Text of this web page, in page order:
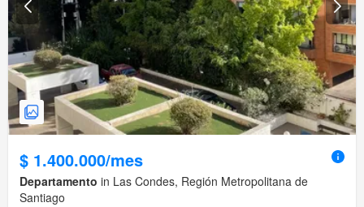
$ 1.400.000/mes
Departamento in Las Condes, Región Metropolitana de
Santiago